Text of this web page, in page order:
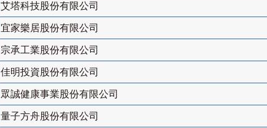
艾塔科技股份有限公司
宜家樂居股份有限公司
宗承工業股份有限公司
佳明投資股份有限公司
眾誠健康事業股份有限公司
量子方舟股份有限公司